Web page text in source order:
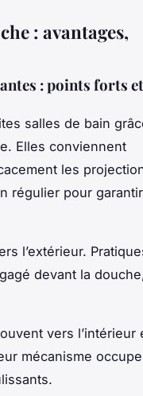
: avantages,
: points forts et
salles de bain
Elles conviennent
les
régulier pour
l’extérieur.
devant la
vers l’intérieur
mécanisme